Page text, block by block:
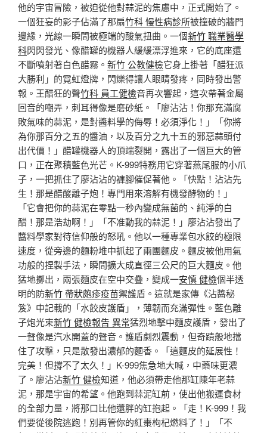
他的宇宙冒險，被迫從他對蒜泥的焦慮中，正式開始了。
一個狂妄的影子佔滿了那扇竹科 慢性病診所被撞破的牆門
邊緣，光線一瞬間被極端的酸氣扭曲。一個新竹 職業醫學
科閃閃發光、像醋罐的機器人緩緩漂浮進來，它的底座還
不斷噴射著白色醋霧。 新竹 公教健檢它身上掛著「醋狂派
大勝利」的霓虹燈牌，閃爍得讓人眼睛發疼，同時發出警
報。王醋狂的聲竹科 員工健檢音再次響起，這次帶著金屬
回音的嘲弄，刺耳得像是磨砂紙。「廖沾沾！你那充滿腐
敗氣味的蒜泥，是對醬料學的侮辱！必須淨化！」「你將
為你那百分之五的醬油，以及百分之九十五的邪惡蒜頭付
出代價！」醋罐機器人的頂端裂開，露出了一個巨大的管
口，正在聚積藍色光芒。K-999特務用它穿著燕尾服的小爪
子，一把抓住了廖沾沾的褲腳催促著他。「快點！沾沾先
生！那是醋酸離子炮！專門用來溶解有機發酵物的！」
「它會把你的蒜泥在零點一秒內變成無菌的、純淨的白
醋！那是浩劫啊！」「不准動我的蒜泥！」廖沾沾發出了
醬料學家對待信仰般的怒吼。他以一種專業包水餃的極限
速度，從旁邊的麵粉堆中抓起了兩團麵皮。麵皮被他用氣
功般的捏製手法，瞬間擴大成直徑三公尺的巨大麵皮。他
猛地擲出，兩張麵皮在空中交疊，變成一安慎 健檢個半透
明的防新竹 帶狀皰疹疫苗禦護盾。這就是家傳《沾醬秘
笈》中記載的「水餃皮護盾」，薄韌而充滿彈性。藍色離
子炮光束新竹 健檢報告 異常猛烈地擊中麵皮護盾，發出了
一聲像是汽水開蓋的聲音。護盾劇烈震動，但奇蹟般地擋
住了攻擊，只是散發出濃郁的麵香。「這麵皮的延展性！
完美！但撐不了太久！」K-999焦急地大喊，中藥味更濃
了。廖沾沾新竹 健檢知道，他必須帶走他那缸陳年老蒜
泥，那是宇宙的希望。他跑到蒜泥缸前，使出他搬運食材
的全部力量，將那口比他還胖的缸抱起。「走！K-999！我
們要從後院逃跑！別再管你的紅棗枸杞燃料了！」「不